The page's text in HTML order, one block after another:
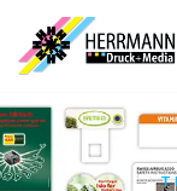
Zum
springen